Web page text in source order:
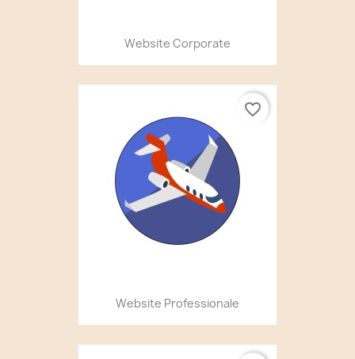
Website Corporate
Website Professionale
favorite_border